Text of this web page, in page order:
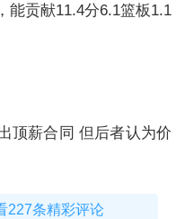
能贡献11.4分6.1篮板1.1
顶薪合同 但后者认为价
227条精彩评论